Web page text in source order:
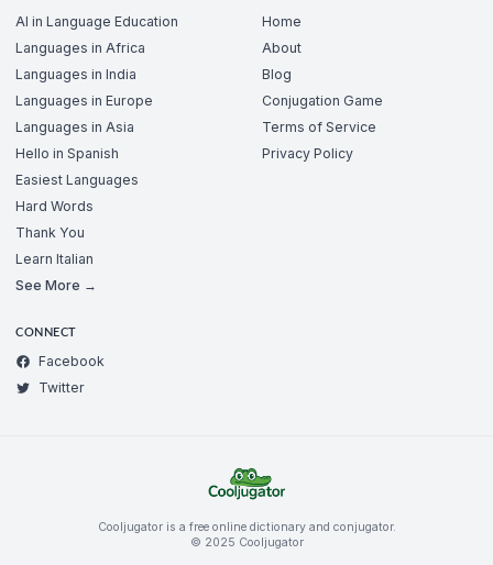
AI in Language Education
Languages in Africa
Languages in India
Languages in Europe
Languages in Asia
Hello in Spanish
Easiest Languages
Hard Words
Thank You
Learn Italian
See More →
Home
About
Blog
Conjugation Game
Terms of Service
Privacy Policy
CONNECT
Facebook
Twitter
Cooljugator is a free online dictionary and conjugator.
© 2025 Cooljugator